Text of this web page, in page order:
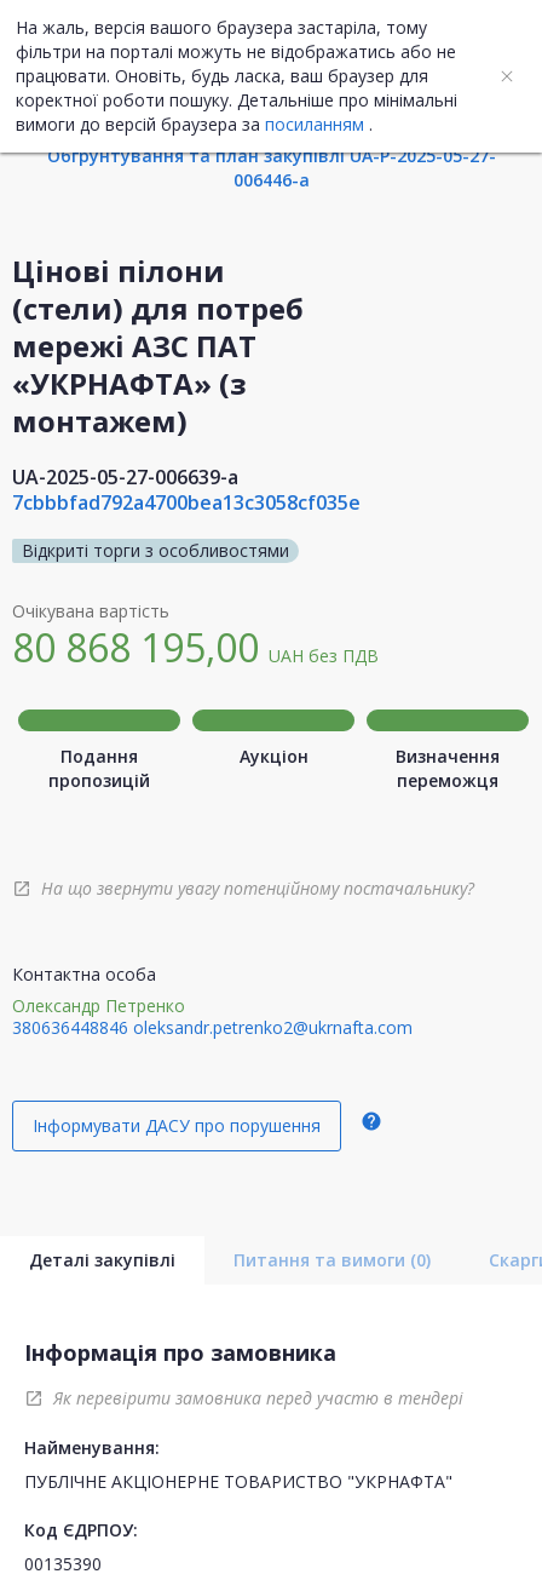
На жаль, версія вашого браузера застаріла, тому
фільтри на порталі можуть не відображатись або не
працювати. Оновіть, будь ласка, ваш браузер для
коректної роботи пошуку. Детальніше про мінімальні
вимоги до версій браузера за посиланням .
UA ENG
Інформація про закупівлю
Обгрунтування та план закупівлі UA-P-2025-05-27-
006446-a
Цінові пілони
(стели) для потреб
мережі АЗС ПАТ
«УКРНАФТА» (з
монтажем)
UA-2025-05-27-006639-a
7cbbbfad792a4700bea13c3058cf035e
Відкриті торги з особливостями
Очікувана вартість
80 868 195,00 UAH без ПДВ
Подання
пропозицій
Аукціон
Визначення
переможця
open_in_new На що звернути увагу потенційному постачальнику?
Контактна особа
Олександр Петренко
380636448846 oleksandr.petrenko2@ukrnafta.com
Інформувати ДАСУ про порушення help
Деталі закупівлі Питання та вимоги (0)
Інформація про замовника
open_in_new Як перевірити замовника перед участю в тендері
Найменування:
ПУБЛІЧНЕ АКЦІОНЕРНЕ ТОВАРИСТВО "УКPНAФТА"
Код ЄДРПОУ:
00135390